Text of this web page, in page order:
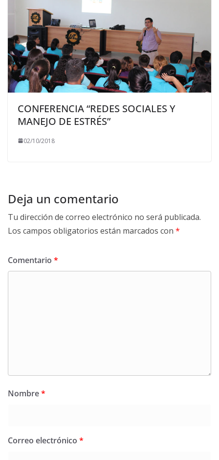
CONFERENCIA “REDES SOCIALES Y
MANEJO DE ESTRÉS”
02/10/2018
Deja un comentario
Tu dirección de correo electrónico no será publicada.
Los campos obligatorios están marcados con *
Comentario *
Nombre*
Correo electrónico *